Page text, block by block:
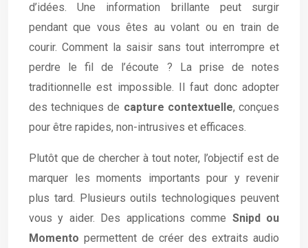
d’idées. Une information brillante peut surgir
pendant que vous êtes au volant ou en train de
courir. Comment la saisir sans tout interrompre et
perdre le fil de l’écoute ? La prise de notes
traditionnelle est impossible. Il faut donc adopter
des techniques de capture contextuelle, conçues
pour être rapides, non-intrusives et efficaces.
Plutôt que de chercher à tout noter, l’objectif est de
marquer les moments importants pour y revenir
plus tard. Plusieurs outils technologiques peuvent
vous y aider. Des applications comme Snipd ou
Momento permettent de créer des extraits audio